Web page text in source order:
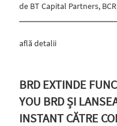
de BT Capital Partners,
află detalii
BRD EXTINDE
YOU BRD ȘI
INSTANT CĂTRE